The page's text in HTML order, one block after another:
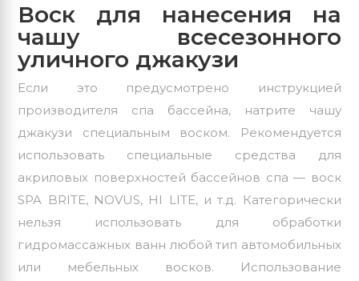
Воск для нанесения на
чашу всесезонного
уличного джакузи
Если это предусмотрено инструкцией
производителя спа бассейна, натрите чашу
джакузи специальным воском. Рекомендуется
использовать специальные средства для
акриловых поверхностей бассейнов спа — воск
SPA BRITE, NOVUS, HI LITE, и т.д. Категорически
нельзя использовать для обработки
гидромассажных ванн любой тип автомобильных
или мебельных восков. Использование